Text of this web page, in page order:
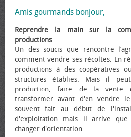
Amis gourmands bonjour,
Reprendre la main sur la
productions
Un des soucis que rencontre
comment vendre ses récoltes. En
productions à des coopératives
structures établies. Mais il
production, faire de la vente
transformer avant d'en vendre
souvent fait au début de
d'exploitation mais il arrive que
changer d'orientation.